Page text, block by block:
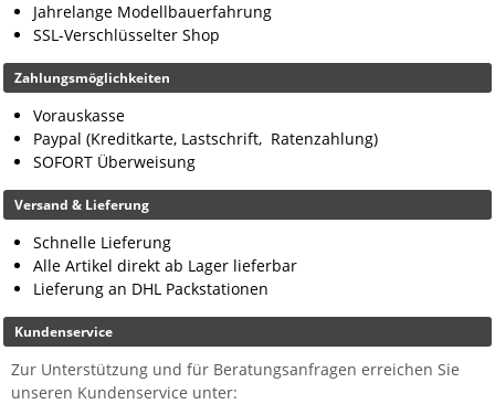
Jahrelange Modellbauerfahrung
SSL-Verschlüsselter Shop
Zahlungsmöglichkeiten
Vorauskasse
Paypal (Kreditkarte, Lastschrift, Ratenzahlung)
SOFORT Überweisung
Versand & Lieferung
Schnelle Lieferung
Alle Artikel direkt ab Lager lieferbar
Lieferung an DHL Packstationen
Kundenservice
Zur Unterstützung und für Beratungsanfragen erreichen Sie
unseren Kundenservice unter: